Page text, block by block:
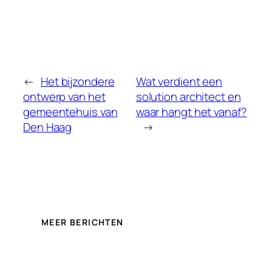
← Het bijzondere
ontwerp van het
gemeentehuis van
Den Haag
Wat verdient een
solution architect en
waar hangt het vanaf?
→
MEER BERICHTEN